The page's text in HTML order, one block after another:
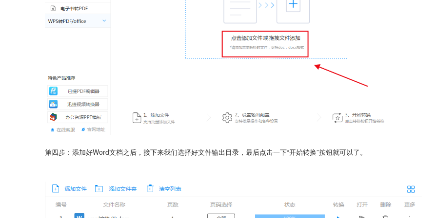
第四步：添加好Word文档之后，接下来我们选择好文件输出目录，最后点击一下“开始转换”按钮就可以了。